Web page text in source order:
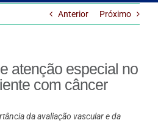
Anterior Próximo
atenção especial no
com câncer
da avaliação vascular e da